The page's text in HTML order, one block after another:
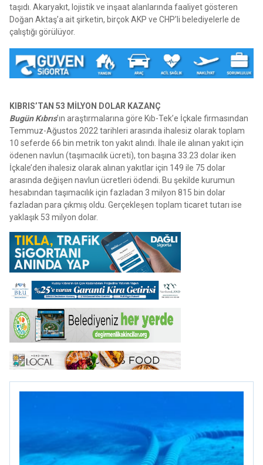
taşıdı. Akaryakıt, lojistik ve inşaat alanlarında faaliyet gösteren
Doğan Aktaş’a ait şirketin, birçok AKP ve CHP’li belediyelerle de
çalıştığı görülüyor.
KIBRIS’TAN 53 MİLYON DOLAR KAZANÇ
Bugün Kıbrıs’ın araştırmalarına göre Kıb-Tek’e İçkale firmasından
Temmuz-Ağustos 2022 tarihleri arasında ihalesiz olarak toplam
10 seferde 66 bin metrik ton yakıt alındı. İhale ile alınan yakıt için
ödenen navlun (taşımacılık ücreti), ton başına 33.23 dolar iken
İçkale’den ihalesiz olarak alınan yakıtlar için 149 ile 75 dolar
arasında değişen navlun ücretleri ödendi. Bu şekilde kurumun
hesabından taşımacılık için fazladan 3 milyon 815 bin dolar
fazladan para çıkmış oldu. Gerçekleşen toplam ticaret tutarı ise
yaklaşık 53 milyon dolar.